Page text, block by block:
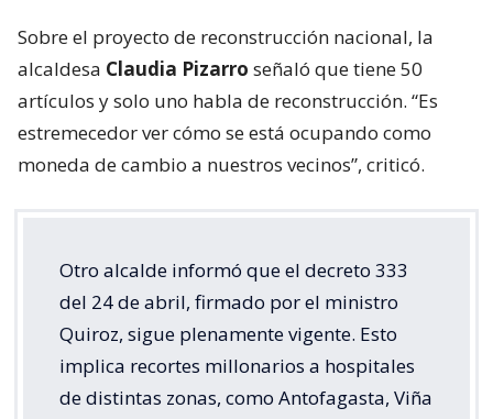
Sobre el proyecto de reconstrucción nacional, la
alcaldesa Claudia Pizarro señaló que tiene 50
artículos y solo uno habla de reconstrucción. “Es
estremecedor ver cómo se está ocupando como
moneda de cambio a nuestros vecinos”, criticó.
Otro alcalde informó que el decreto 333
del 24 de abril, firmado por el ministro
Quiroz, sigue plenamente vigente. Esto
implica recortes millonarios a hospitales
de distintas zonas, como Antofagasta, Viña